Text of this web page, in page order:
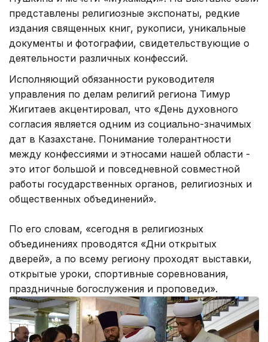
представлены религиозные экспонаты, редкие
издания священных книг, рукописи, уникальные
документы и фотографии, свидетельствующие о
деятельности различных конфессий.
Исполняющий обязанности руководителя
управления по делам религий региона Тимур
Жигитаев акцентировал, что «День духовного
согласия является одним из социально-значимых
дат в Казахстане. Понимание толерантности
между конфессиями и этносами нашей области -
это итог большой и повседневной совместной
работы государственных органов, религиозных и
общественных объединений».
По его словам, «сегодня в религиозных
объединениях проводятся «Дни открытых
дверей», а по всему региону проходят выставки,
открытые уроки, спортивные соревнования,
праздничные богослужения и проповеди».